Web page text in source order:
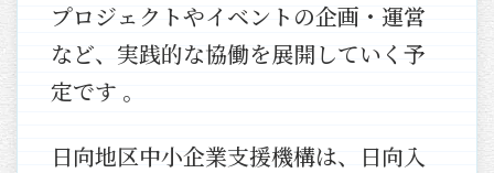
プロジェクトやイベントの企画・運営
など、実践的な協働を展開していく予
定です 。
日向地区中小企業支援機構は、日向入